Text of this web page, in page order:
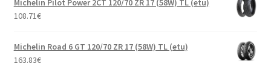
Michelin Pilot Power 2CT 120/70 ZR 17 (58W) TL (etu)
108.71€
Michelin Road 6 GT 120/70 ZR 17 (58W) TL (etu)
163.83€